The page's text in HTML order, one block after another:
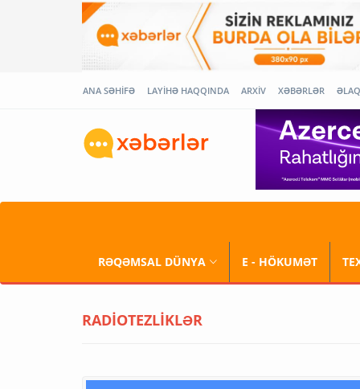
ANA SƏHİFƏ LAYİHƏ HAQQINDA ARXİV XƏBƏRLƏR
RƏQƏMSAL DÜNYA E - HÖKUMƏT
RADİOTEZLİKLƏR